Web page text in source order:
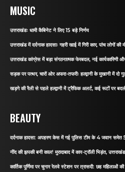
MUSIC
उत्तराखंडः धामी कैबिनेट ने लिए 15 बड़े निर्णय
उत्तराखंड में दर्दनाक हादसाः गहरी खाई में गिरी कार, पांच लोगों की
उत्तराखंड कांग्रेस में बड़ा संगठनात्मक फेरबदल, नई कार्यकारिणी
सड़क पर पत्थर, चारों ओर अफरा-तफरीः हल्द्वानी के मुखानी में दो
खड़गे की रैली से पहले हल्द्वानी में ट्रैफिक अलर्ट, कई रूटों पर बदली
BEAUTY
दर्दनाक हादसा: अपहरण केस में गई पुलिस टीम के 4 जवान समेत
नींद की झपकी बनी काल! मुरादाबाद में कार-ट्रॉली भिड़ंत,
कार्तिक पूर्णिमा पर चुनार रेलवे स्टेशन पर त्रासदी: छह महिलाओं की